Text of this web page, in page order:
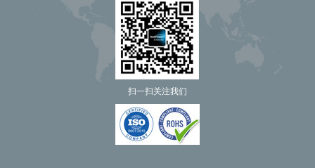
扫一扫关注我们